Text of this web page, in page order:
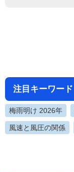
注目キーワード
梅雨明け 2026年
風速と風圧の関係